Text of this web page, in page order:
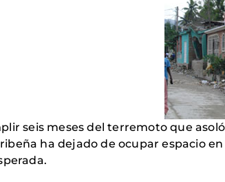
seis meses del terremoto que
ha dejado de ocupar espacio